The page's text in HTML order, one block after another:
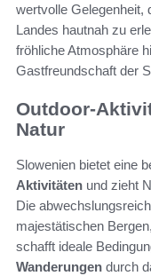
wertvolle Gelegenheit,
Landes hautnah zu
fröhliche Atmosphäre
Gastfreundschaft der
Outdoor-
Natur
Slowenien bietet eine
Aktivitäten und zieht
Die
majestätischen
schafft ideale
Wanderungen durch